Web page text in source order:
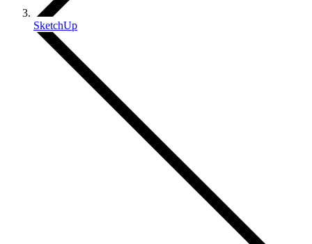
SketchUp